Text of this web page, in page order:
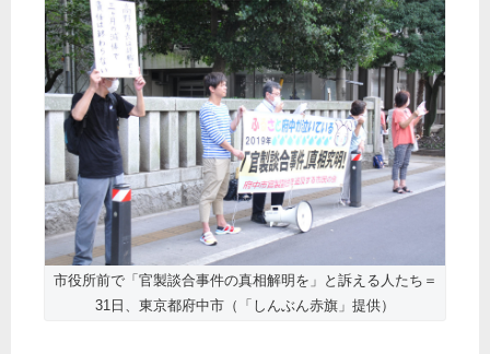
市役所前で「官製談合事件の真相解明を」と訴える人たち＝
31日、東京都府中市（「しんぶん赤旗」提供）